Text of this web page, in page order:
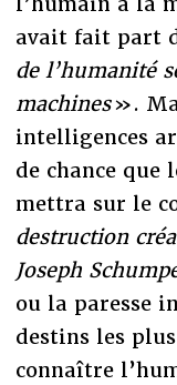
avait fait part
de l’humanité
machines».
intelligences
de chance que
mettra sur le
destruction
Joseph
ou la paresse
destins les
connaître